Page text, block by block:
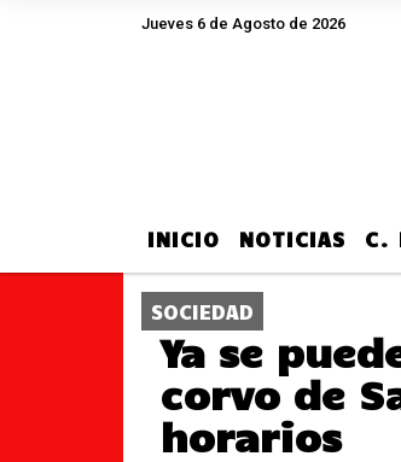
Jueves 6 de Agosto de 2026
Hoy es Jueves 6
INICIO NOTICIAS C.
SOCIEDAD
Ya se
corvo de
horarios